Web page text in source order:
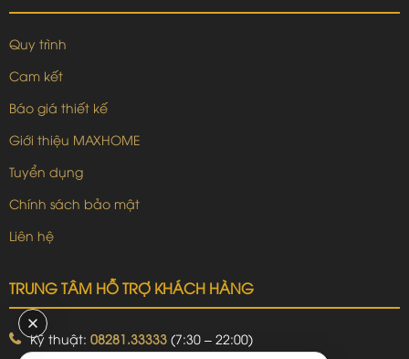
Quy trình
Cam kết
Báo giá thiết kế
Giới thiệu MAXHOME
Tuyển dụng
Chính sách bảo mật
Liên hệ
TRUNG TÂM HỖ TRỢ KHÁCH HÀNG
Kỹ thuật: 08281.33333 (7:30 – 22:00)